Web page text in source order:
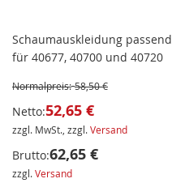
Schaumauskleidung passend
für 40677, 40700 und 40720
Normalpreis: 58,50 €
Netto:52,65 €
zzgl. MwSt., zzgl.Versand
Brutto:62,65 €
zzgl.Versand